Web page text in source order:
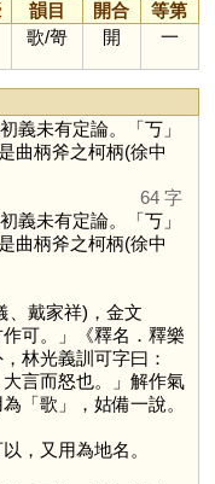
韻目 開合
等第
歌/哿 開 一
義未有定論。「丂」
曲柄斧之柯柄(徐中
64 字
義未有定論。「丂」
曲柄斧之柯柄(徐中
、戴家祥)，金文
可。」《釋名．釋樂
林光義訓可字曰：
言而怒也。」解作氣
「歌 」，姑備一說。
，又用為地名。